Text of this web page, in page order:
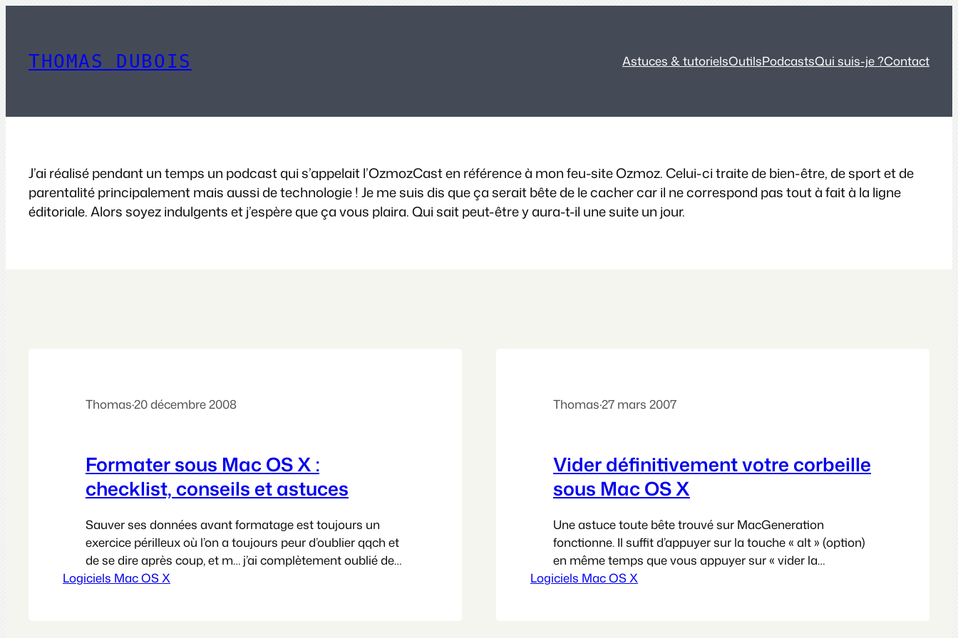
contenu
THOMAS DUBOIS Astuces & tutorielsOutilsPodcastsQui suis-je ?Contact
J’ai réalisé pendant un temps un podcast qui s’appelait l’OzmozCast en référence à mon feu-site Ozmoz. Celui-ci traite de bien-être, de sport et de
parentalité principalement mais aussi de technologie ! Je me suis dis que ça serait bête de le cacher car il ne correspond pas tout à fait à la ligne
éditoriale. Alors soyez indulgents et j’espère que ça vous plaira. Qui sait peut-être y aura-t-il une suite un jour.
Thomas·20 décembre 2008
Formater sous Mac OS X :
checklist, conseils et astuces
Sauver ses données avant formatage est toujours un
exercice périlleux où l’on a toujours peur d’oublier qqch et
de se dire après coup, et m… j’ai complètement oublié de
sauver les préférences ou carrément les fichiers liés à
Logiciels Mac OS X
Thomas·27 mars 2007
Vider définitivement votre corbeille
sous Mac OS X
Une astuce toute bête trouvé sur MacGeneration
fonctionne. Il suffit d’appuyer sur la touche « alt » (option)
en même temps que vous appuyer sur « vider la
corbeille ». Et pouf en 3 sec votre corbeille est vide. Testé à
Logiciels Mac OS X